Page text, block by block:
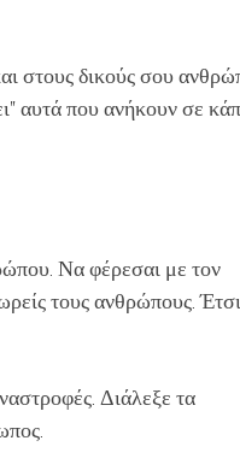
στους δικούς σου
αυτά που ανήκουν σε
Να φέρεσαι με τον
τους ανθρώπους. Έτσι
Διάλεξε τα